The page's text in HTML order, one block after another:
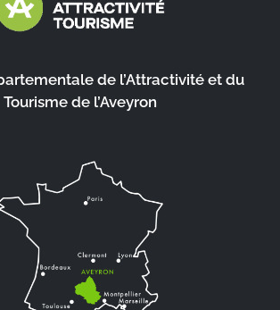
de l’Attractivité et du
Tourisme de l’Aveyron